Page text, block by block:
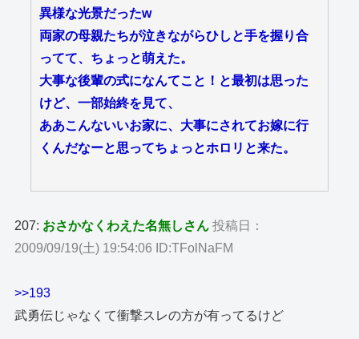
異様な光景だったw
両家の母親たちが泣きながらひしと手を握り合
ってて、ちょっと萌えた。
大事な後輩の式になんてこと！と最初は思った
けど、一部始終を見て、
ああこんないいお家に、大事にされてお嫁に行
くんだなーと思ってちょっとホロリと来た。
207: おさかなくわえた名無しさん 投稿日：
2009/09/19(土) 19:54:06 ID:TFolNaFM
>>193
武勇伝じゃなくて衝撃スレの方が有ってるけど